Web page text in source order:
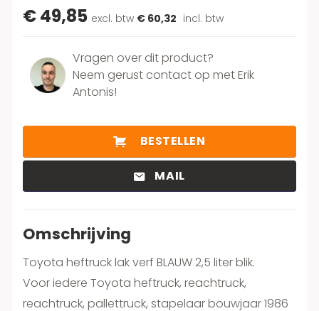
€ 49,85 excl. btw € 60,32 incl. btw
Vragen over dit product?
Neem gerust contact op met Erik
Antonis!
BESTELLEN
MAIL
Omschrijving
Toyota heftruck lak verf BLAUW 2,5 liter blik.
Voor iedere Toyota heftruck, reachtruck,
reachtruck, pallettruck, stapelaar bouwjaar 1986